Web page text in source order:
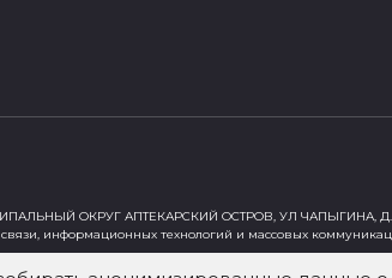
ОКРУГ АПТЕКАРСКИЙ ОСТРОВ, УЛ ЧАПЫГИНА,
информационных технологий и массовых